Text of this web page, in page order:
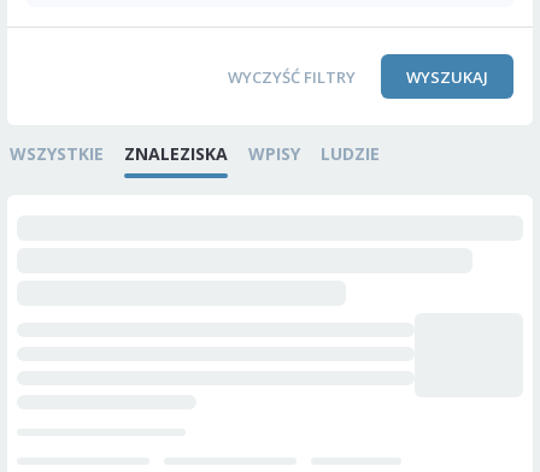
WYCZYŚĆ FILTRY WYSZUKAJ
WSZYSTKIE ZNALEZISKA WPISY LUDZIE